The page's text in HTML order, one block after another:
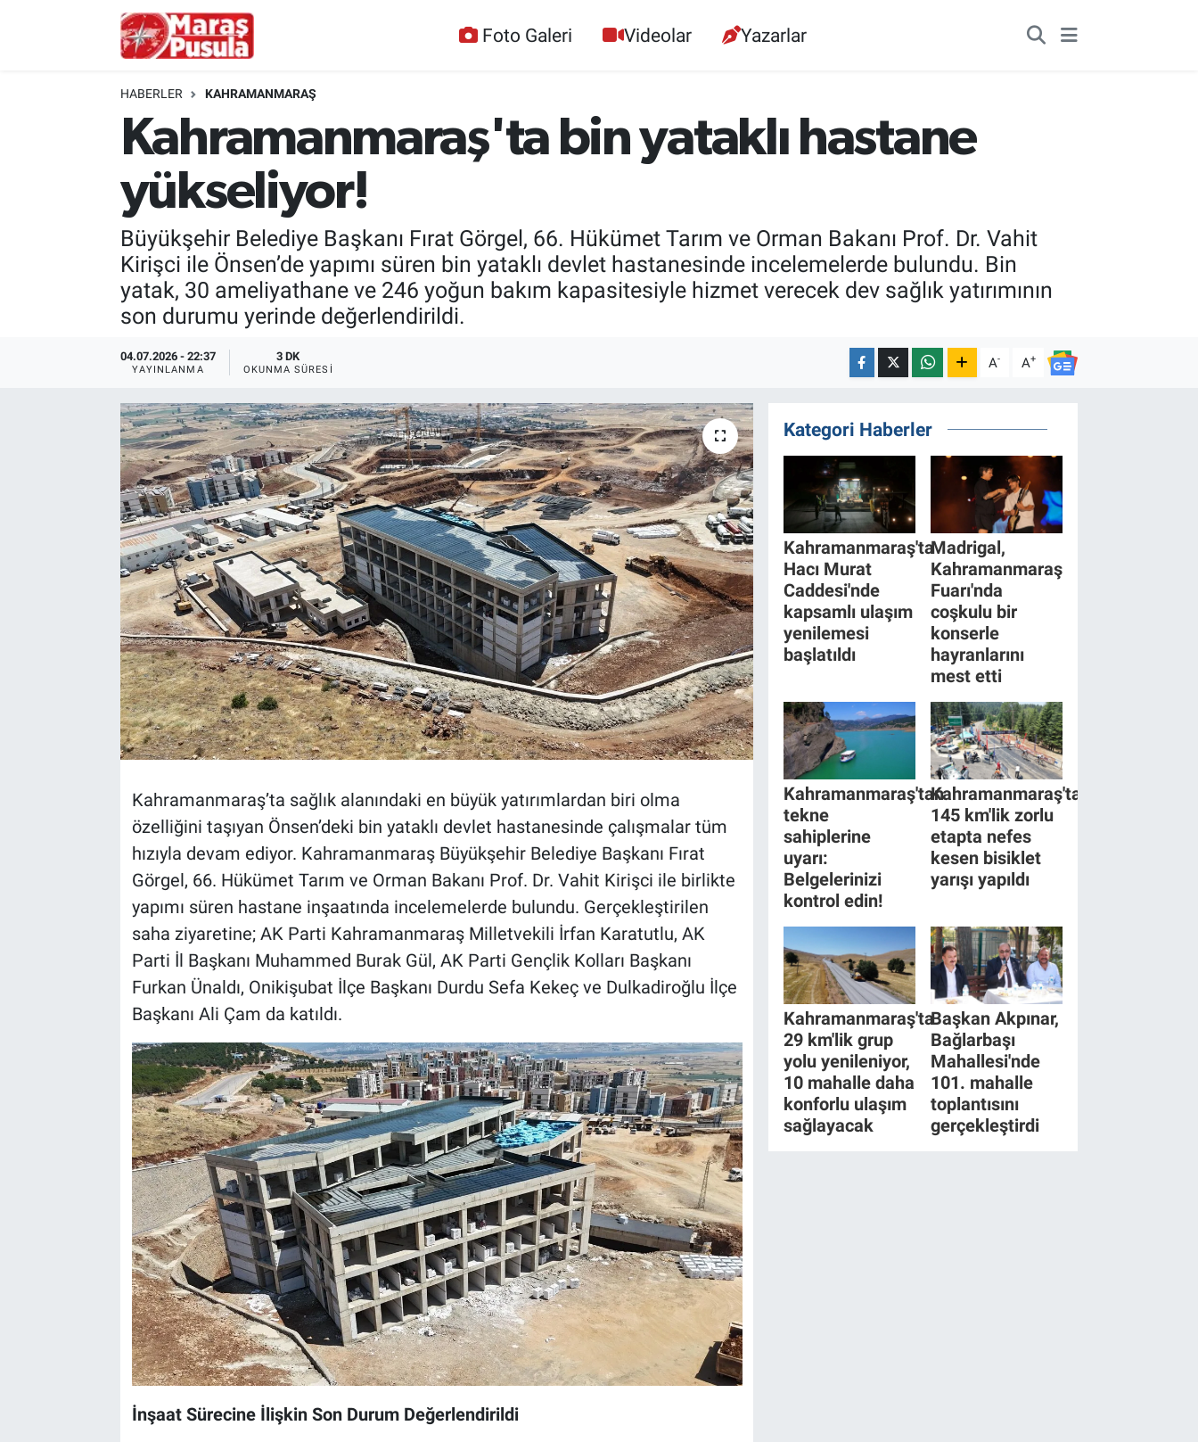
Foto Galeri Videolar Yazarlar
HABERLER KAHRAMANMARAŞ
Kahramanmaraş'ta bin yataklı hastane
yükseliyor!
Büyükşehir Belediye Başkanı Fırat Görgel, 66. Hükümet Tarım ve Orman Bakanı Prof. Dr. Vahit
Kirişci ile Önsen’de yapımı süren bin yataklı devlet hastanesinde incelemelerde bulundu. Bin
yatak, 30 ameliyathane ve 246 yoğun bakım kapasitesiyle hizmet verecek dev sağlık yatırımının
son durumu yerinde değerlendirildi.
04.07.2026 - 22:37
YAYINLANMA
3 DK
OKUNMA SÜRESI A- A+
Kahramanmaraş’ta sağlık alanındaki en büyük yatırımlardan biri olma
özelliğini taşıyan Önsen’deki bin yataklı devlet hastanesinde çalışmalar tüm
hızıyla devam ediyor. Kahramanmaraş Büyükşehir Belediye Başkanı Fırat
Görgel, 66. Hükümet Tarım ve Orman Bakanı Prof. Dr. Vahit Kirişci ile birlikte
yapımı süren hastane inşaatında incelemelerde bulundu. Gerçekleştirilen
saha ziyaretine; AK Parti Kahramanmaraş Milletvekili İrfan Karatutlu, AK
Parti İl Başkanı Muhammed Burak Gül, AK Parti Gençlik Kolları Başkanı
Furkan Ünaldı, Onikişubat İlçe Başkanı Durdu Sefa Kekeç ve Dulkadiroğlu İlçe
Başkanı Ali Çam da katıldı.
İnşaat Sürecine İlişkin Son Durum Değerlendirildi
Kategori Haberler
Kahramanmaraş'ta
Hacı Murat
Caddesi'nde
kapsamlı ulaşım
yenilemesi
başlatıldı
Madrigal,
Kahramanmaraş
Fuarı'nda
coşkulu bir
konserle
hayranlarını
mest etti
Kahramanmaraş'tan
tekne
sahiplerine
uyarı:
Belgelerinizi
kontrol edin!
Kahramanmaraş'ta
145 km'lik zorlu
etapta nefes
kesen bisiklet
yarışı yapıldı
Kahramanmaraş'ta
29 km'lik grup
yolu yenileniyor,
10 mahalle daha
konforlu ulaşım
sağlayacak
Başkan Akpınar,
Bağlarbaşı
Mahallesi'nde
101. mahalle
toplantısını
gerçekleştirdi
TEKNOLOJİ
Bilim, Teknoloji
HABERDE İNSAN
BİLİM VE TEKNOLOJİ
İstanbul Hava Durumu
İstanbul Namaz Vakitleri
İstanbul Trafik Yoğunluk Haritası
Süper Lig Puan Durumu ve Fikstür
Tüm Manşetler